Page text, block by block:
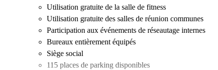
Utilisation gratuite de la salle de fitness
Utilisation gratuite des salles de réunion communes
Participation aux événements de réseautage internes
Bureaux entièrement équipés
Siège social
115 places de parking disponibles